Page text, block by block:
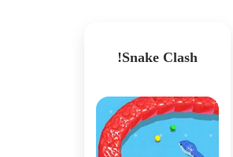
Snake Clash!